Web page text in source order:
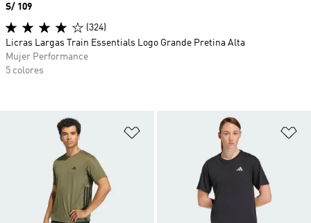
Añadir a la lista de deseos
Precio
S/ 109
(324)
Licras Largas Train Essentials Logo Grande Pretina Alta
Mujer Performance
5 colores